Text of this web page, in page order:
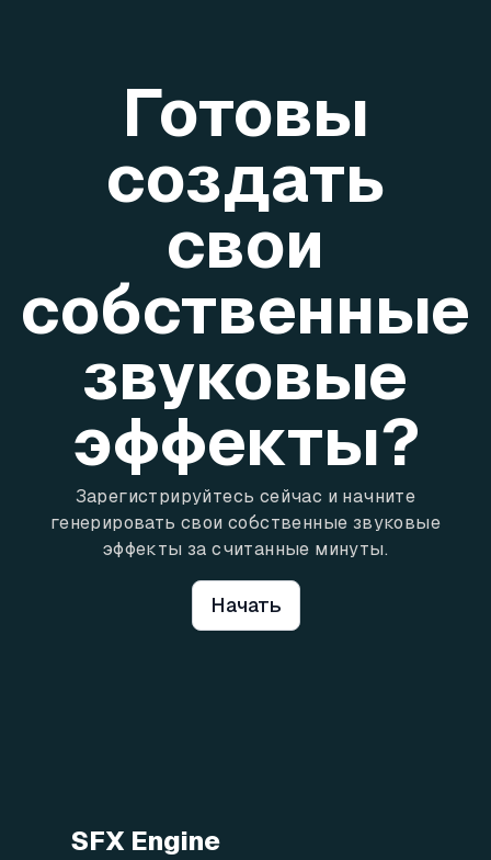
Готовы
создать
свои
собственные
звуковые
эффекты?
Зарегистрируйтесь сейчас и начните
генерировать свои собственные звуковые
эффекты за считанные минуты.
Начать
SFX Engine